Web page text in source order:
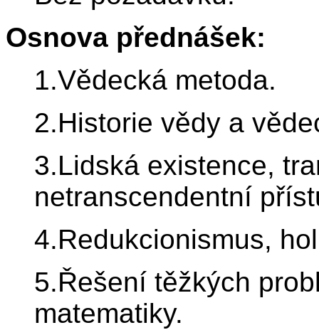
Osnova přednášek:
1.Vědecká metoda.
2.Historie vědy a
3.Lidská existence,
netranscendentní
4.Redukcionismus,
5.Řešení těžkých
matematiky.